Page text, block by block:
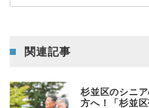
関連記事
杉並区のシニ
方へ！「杉並